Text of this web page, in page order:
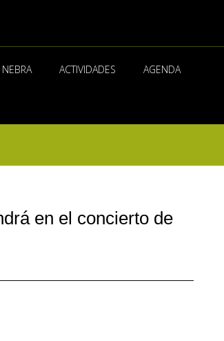
ACTIVIDADES AGENDA
en el concierto de